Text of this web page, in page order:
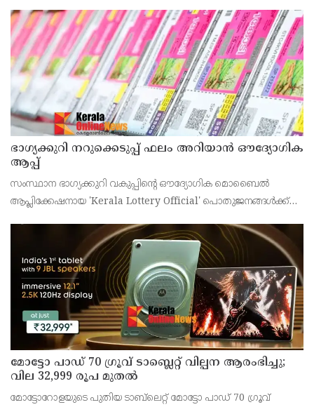
ഭാഗ്യക്കുറി നറുക്കെടുപ്പ് ഫലം അറിയാൻ ഔദ്യോഗിക
ആപ്പ്
സംസ്ഥാന ഭാഗ്യക്കുറി വകുപ്പിന്റെ ഔദ്യോഗിക മൊബൈൽ
ആപ്ലിക്കേഷനായ 'Kerala Lottery Official' പൊതുജനങ്ങൾക്ക്
അഞ്ജു കെ എസ് അറിയിച്ചു.
മോട്ടോ പാഡ് 70 ഗ്രൂവ് ടാബ്ലെറ്റ് വില്പന ആരംഭിച്ചു;
വില 32,999 രൂപ മുതൽ
മോട്ടോറോളയുടെ പുതിയ ടാബ്‌ലെറ്റ് മോട്ടോ പാഡ് 70 ഗ്രൂവ്